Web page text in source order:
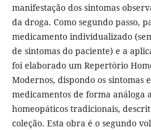
manifestação dos sintomas
da droga. Como segundo passo,
medicamento individualizado
de sintomas do paciente) e a
foi elaborado um Repertório
Modernos, dispondo os sintomas
medicamentos de forma análoga
homeopáticos tradicionais,
coleção. Esta obra é o segundo